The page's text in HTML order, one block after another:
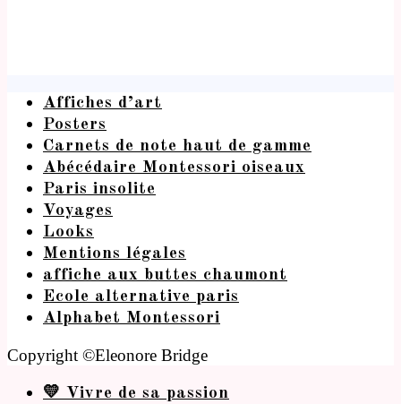
Affiches d’art
Posters
Carnets de note haut de gamme
Abécédaire Montessori oiseaux
Paris insolite
Voyages
Looks
Mentions légales
affiche aux buttes chaumont
Ecole alternative paris
Alphabet Montessori
Copyright ©Eleonore Bridge
💛 Vivre de sa passion